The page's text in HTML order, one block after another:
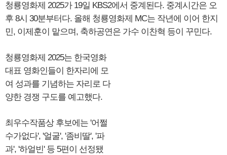
청룡영화제 2025가 19일 KBS2에서 중계된다. 중계시간은 오
후 8시 30분부터다. 올해 청룡영화제 MC는 작년에 이어 한지
민, 이제훈이 맡으며, 축하공연은 가수 이찬혁 등이 꾸민다.
청룡영화제 2025는 한국영화
대표 영화인들이 한자리에 모
여 성과를 기념하는 자리로 다
양한 경쟁 구도를 예고했다.
최우수작품상 후보에는 '어쩔
수가없다', '얼굴', '좀비딸', '파
과', '하얼빈' 등 5편이 선정됐